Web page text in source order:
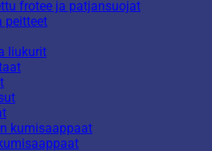
frotee ja patjansuojat
peitteet
liukurit
kumisaappaat